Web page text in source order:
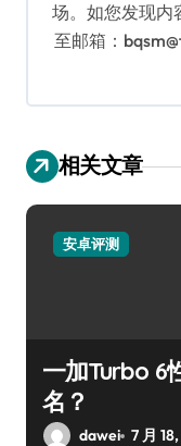
场。如您发现内
至邮箱：
相关文章
安卓评测
一加Turbo 6
名？
dawei 7 月